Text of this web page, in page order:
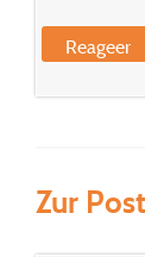
Reageer
Zur